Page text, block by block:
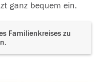
ganz bequem ein.
Familienkreises zu